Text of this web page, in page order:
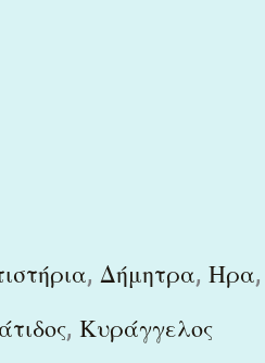
, Δήμητρα, Ηρα,
, Κυράγγελος